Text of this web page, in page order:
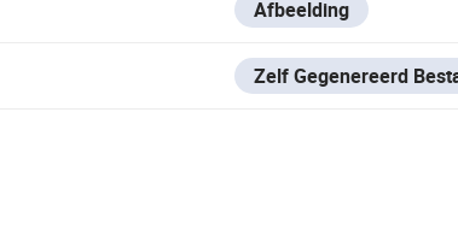
Afbeelding
Zelf Gegenereerd